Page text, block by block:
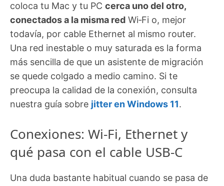
coloca tu Mac y tu PC cerca uno del otro,
conectados a la misma red Wi‑Fi o, mejor
todavía, por cable Ethernet al mismo router.
Una red inestable o muy saturada es la forma
más sencilla de que un asistente de migración
se quede colgado a medio camino. Si te
preocupa la calidad de la conexión, consulta
nuestra guía sobre jitter en Windows 11.
Conexiones: Wi‑Fi, Ethernet y
qué pasa con el cable USB‑C
Una duda bastante habitual cuando se pasa de